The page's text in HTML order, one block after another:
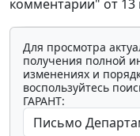
комментарии" от 13
Для просмотра
получения полной
изменениях и
воспользуйтесь
ГАРАНТ: